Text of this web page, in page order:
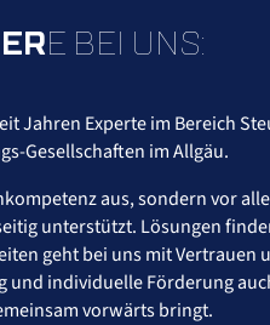
ERE BEI UNS:
Jahren Experte im Bereich
Gesellschaften im Allgäu.
aus, sondern vor
unterstützt. Lösungen
geht bei uns mit
und individuelle Förderung
vorwärts bringt.